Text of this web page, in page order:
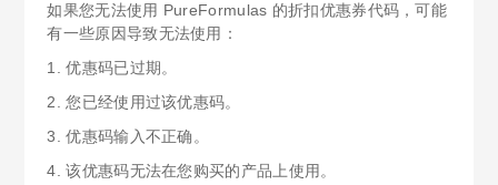
如果您无法使用 PureFormulas 的折扣优惠券代码，可能
有一些原因导致无法使用：
1. 优惠码已过期。
2. 您已经使用过该优惠码。
3. 优惠码输入不正确。
4. 该优惠码无法在您购买的产品上使用。